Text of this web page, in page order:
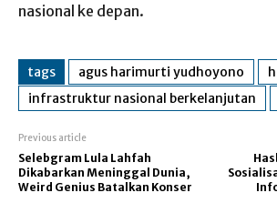
nasional ke depan.
tags agus harimurti yudhoyono
infrastruktur nasional berkelanjutan
Previous article
Selebgram Lula Lahfah
Dikabarkan Meninggal Dunia,
Weird Genius Batalkan Konser